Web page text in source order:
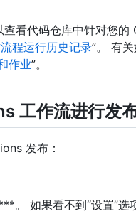
看代码仓库中针对您
程运行历史记录”。 有
作业”。
工作流进行发
发布：
。 如果看不到“设置”选